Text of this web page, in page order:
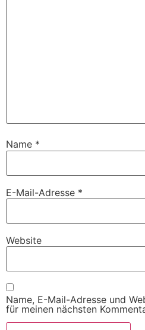
Name *
E-Mail-Adresse *
Website
Name, E-Mail-Adresse und
für meinen nächsten